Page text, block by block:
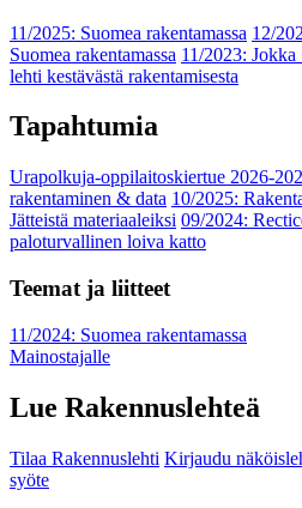
11/2025: Suomea rakentamassa 12/
Suomea rakentamassa 11/2023:
lehti kestävästä rakentamisesta
Tapahtumia
Urapolkuja-oppilaitoskiertue 2026-
rakentaminen & data 10/2025:
Jätteistä materiaaleiksi 09/2024:
paloturvallinen loiva katto
Teemat ja liitteet
11/2024: Suomea rakentamassa
Mainostajalle
Lue Rakennuslehteä
Tilaa Rakennuslehti Kirjaudu
syöte